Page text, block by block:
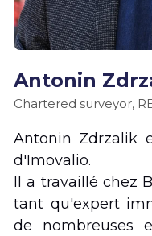
Antonin
Chartered surveyor,
Antonin Zdrzalik
d'Imovalio.
Il a travaillé chez
tant qu'expert
de nombreuses